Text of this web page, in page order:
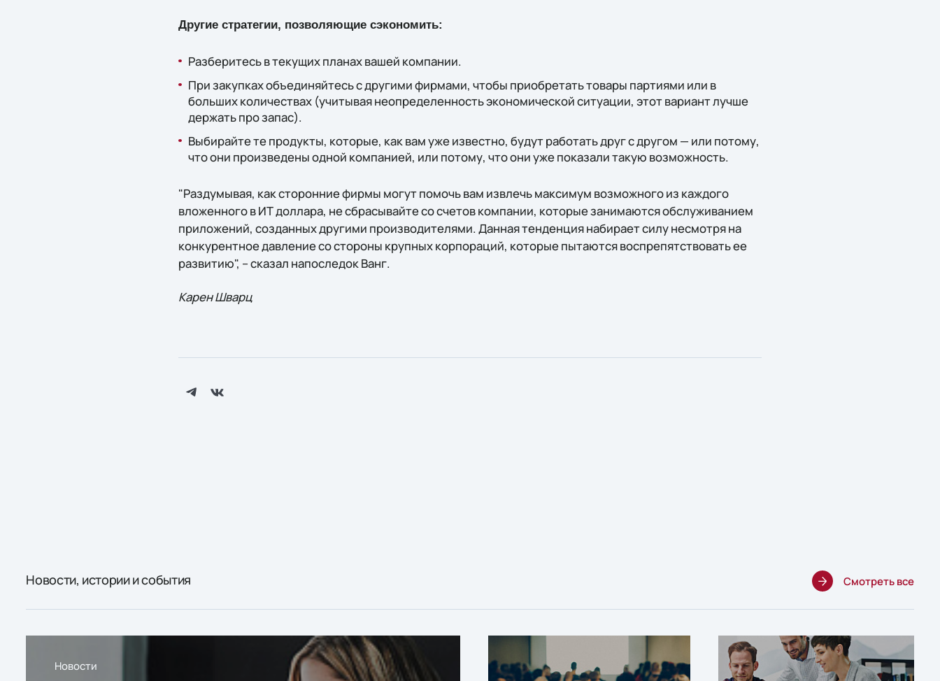
Другие стратегии, позволяющие сэкономить:
Разберитесь в текущих планах вашей компании.
При закупках объединяйтесь с другими фирмами, чтобы приобретать товары партиями или в
больших количествах (учитывая неопределенность экономической ситуации, этот вариант лучше
держать про запас).
Выбирайте те продукты, которые, как вам уже известно, будут работать друг с другом — или потому,
что они произведены одной компанией, или потому, что они уже показали такую возможность.
"Раздумывая, как сторонние фирмы могут помочь вам извлечь максимум возможного из каждого
вложенного в ИТ доллара, не сбрасывайте со счетов компании, которые занимаются обслуживанием
приложений, созданных другими производителями. Данная тенденция набирает силу несмотря на
конкурентное давление со стороны крупных корпораций, которые пытаются воспрепятствовать ее
развитию", – сказал напоследок Ванг.
Карен Шварц
Новости, истории и события Смотреть все
Новости